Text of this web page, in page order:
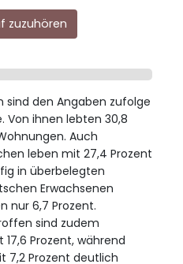
zuzuhören
sind den Angaben zufolge
Von ihnen lebten 30,8
Auch
leben mit 27,4 Prozent
in überbelegten
Erwachsenen
nur 6,7 Prozent.
sind zudem
Prozent, während
7,2 Prozent deutlich